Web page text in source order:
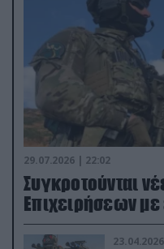
29.07.2026 | 22:02
Συγκροτούνται
Επιχειρήσεων
23.04.2026